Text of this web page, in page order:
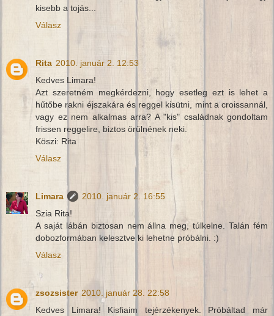
kisebb a tojás...
Válasz
Rita 2010. január 2. 12:53
Kedves Limara!
Azt szeretném megkérdezni, hogy esetleg ezt is lehet a
hűtőbe rakni éjszakára és reggel kisütni, mint a croissannál,
vagy ez nem alkalmas arra? A "kis" családnak gondoltam
frissen reggelire, biztos örülnének neki.
Köszi: Rita
Válasz
Limara
2010. január 2. 16:55
Szia Rita!
A saját lábán biztosan nem állna meg, túlkelne. Talán fém
dobozformában kelesztve ki lehetne próbálni. :)
Válasz
zsozsister 2010. január 28. 22:58
Kedves Limara! Kisfiaim tejérzékenyek. Próbáltad már